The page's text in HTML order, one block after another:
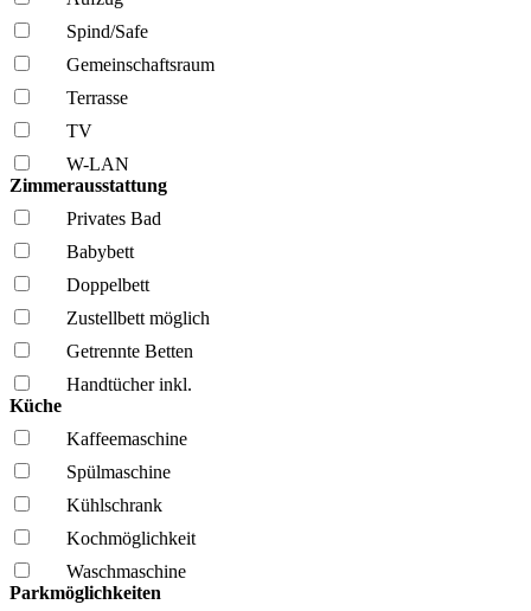
Spind/Safe
Gemeinschafts­raum
Terrasse
TV
W-LAN
Zimmerausstattung
Privates Bad
Babybett
Doppelbett
Zustellbett möglich
Getrennte Betten
Handtücher inkl.
Küche
Kaffee­maschine
Spül­maschine
Kühl­schrank
Kochmöglich­keit
Wasch­maschine
Parkmöglichkeiten